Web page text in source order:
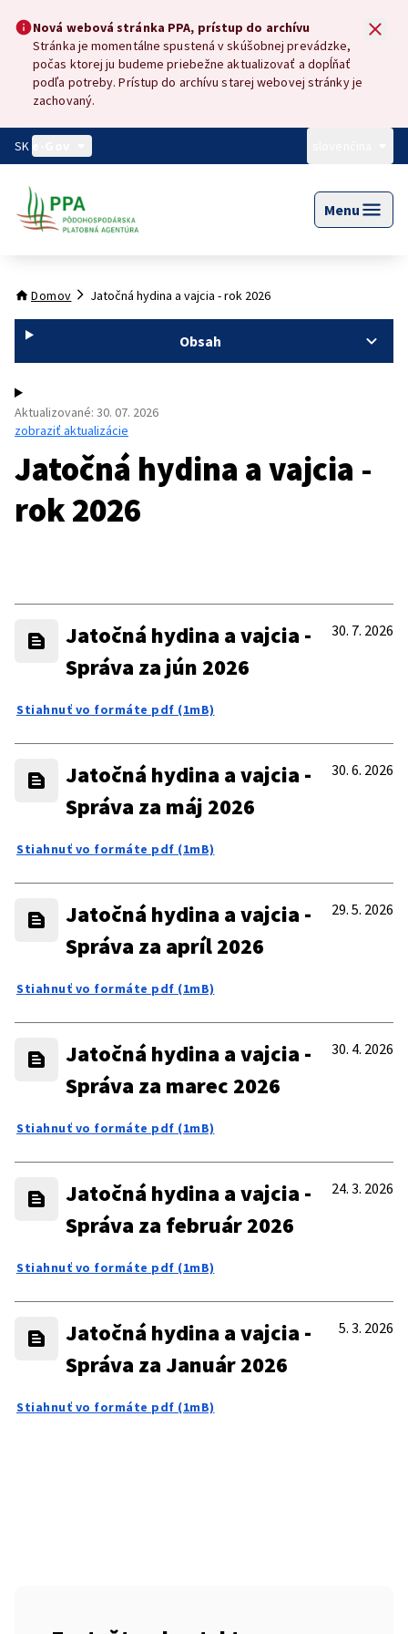
Preskočiť na hlavný obsah
Nová webová stránka PPA, prístup do archívu
Nová webová stránka PPA, prístup do archívu
Stránka je momentálne spustená v skúšobnej prevádzke,
počas ktorej ju budeme priebežne aktualizovať a dopĺňať
podľa potreby. Prístup do archívu starej webovej stránky je
zachovaný.
SK
Menu
Domov Jatočná hydina a vajcia - rok 2026
Obsah
Aktualizované: 30. 07. 2026
zobraziť aktualizácie
Jatočná hydina a vajcia -
rok 2026
Jatočná hydina a vajcia -
Správa za jún 2026
30. 7. 2026
Stiahnuť vo formáte pdf (1mB)
Jatočná hydina a vajcia -
Správa za máj 2026
30. 6. 2026
Stiahnuť vo formáte pdf (1mB)
Jatočná hydina a vajcia -
Správa za apríl 2026
29. 5. 2026
Stiahnuť vo formáte pdf (1mB)
Jatočná hydina a vajcia -
Správa za marec 2026
30. 4. 2026
Stiahnuť vo formáte pdf (1mB)
Jatočná hydina a vajcia -
Správa za február 2026
24. 3. 2026
Stiahnuť vo formáte pdf (1mB)
Jatočná hydina a vajcia -
Správa za Január 2026
5. 3. 2026
Stiahnuť vo formáte pdf (1mB)